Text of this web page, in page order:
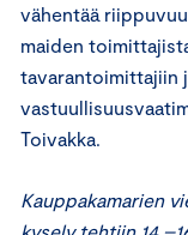
vähentää
maiden
tavarantoimittajiin
Toivakka.
Kauppakamarien